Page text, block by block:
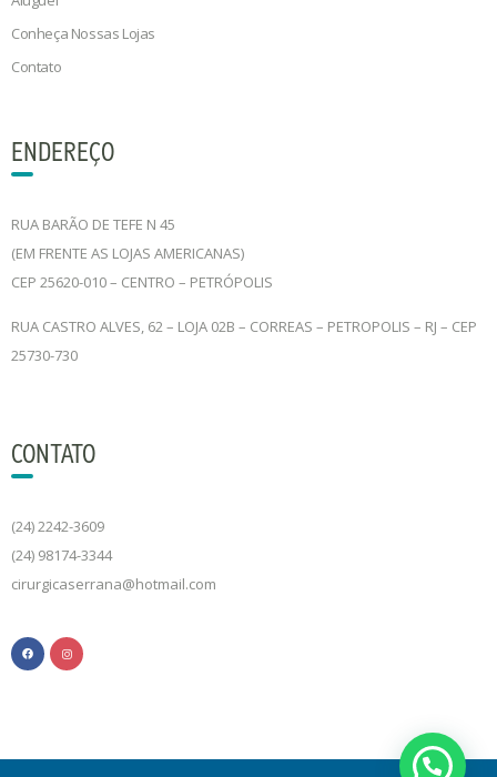
Conheça Nossas Lojas
Contato
ENDEREÇO
RUA BARÃO DE TEFE N 45
(EM FRENTE AS LOJAS AMERICANAS)
CEP 25620-010 – CENTRO – PETRÓPOLIS
RUA CASTRO ALVES, 62 – LOJA 02B – CORREAS – PETROPOLIS – RJ – CEP
25730-730
CONTATO
(24) 2242-3609
(24) 98174-3344
cirurgicaserrana@hotmail.com